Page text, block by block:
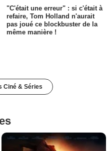
"C'était une erreur" : si c'était à
refaire, Tom Holland n'aurait
pas joué ce blockbuster de la
même manière !
Ciné & Séries